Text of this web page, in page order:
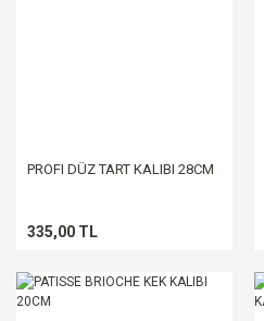
PROFI DÜZ TART KALIBI 28CM
335,00 TL